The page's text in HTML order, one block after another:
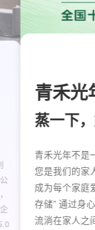
青禾光
蒸一下
青禾光年不是
您是我们的家
成为每个家庭
存储” 通过身
流淌在家人之